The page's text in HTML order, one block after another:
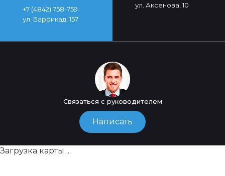
+7 (4842) 758-759
ул. Баррикад, 157
ул. Аксенова, 10
Связаться с руководителем
Написать
Загрузка карты ...